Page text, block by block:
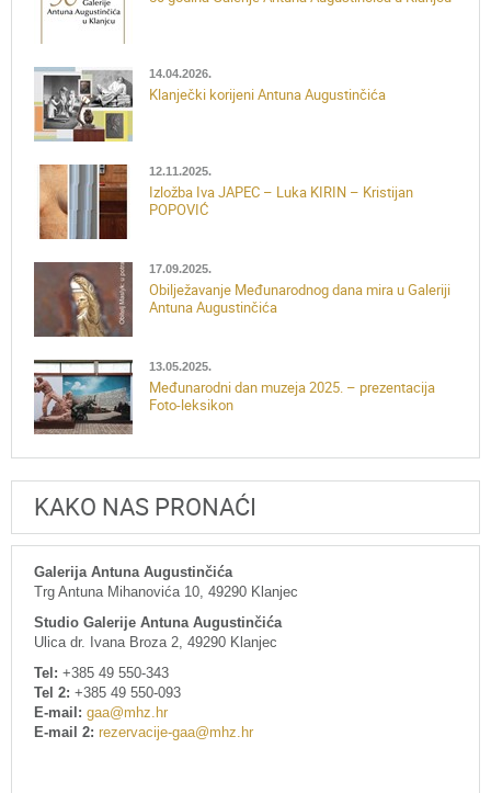
14.04.2026.
Klanječki korijeni Antuna Augustinčića
12.11.2025.
Izložba Iva JAPEC – Luka KIRIN – Kristijan
POPOVIĆ
17.09.2025.
Obilježavanje Međunarodnog dana mira u Galeriji
Antuna Augustinčića
13.05.2025.
Međunarodni dan muzeja 2025. – prezentacija
Foto-leksikon
KAKO NAS PRONAĆI
Galerija Antuna Augustinčića
Trg Antuna Mihanovića 10, 49290 Klanjec
Studio Galerije Antuna Augustinčića
Ulica dr. Ivana Broza 2, 49290 Klanjec
Tel: +385 49 550-343
Tel 2: +385 49 550-093
E-mail: gaa@mhz.hr
E-mail 2: rezervacije-gaa@mhz.hr